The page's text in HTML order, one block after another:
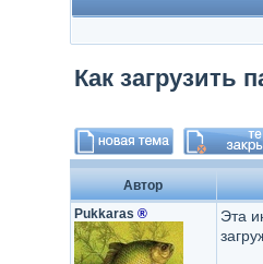
Как загрузить
Автор
Pukkaras ®
Эта